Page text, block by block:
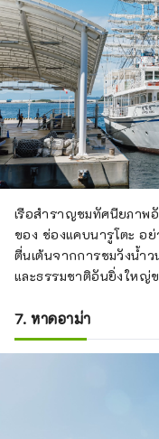
เรือสำราญชมทัศนียภาพ
ของ ช่องแคบนารูโตะ อ
ตื่นเต้นจากการชมวังน้ำ
และธรรมชาติอันยิ่งใหญ่
7. หาดอาม่า